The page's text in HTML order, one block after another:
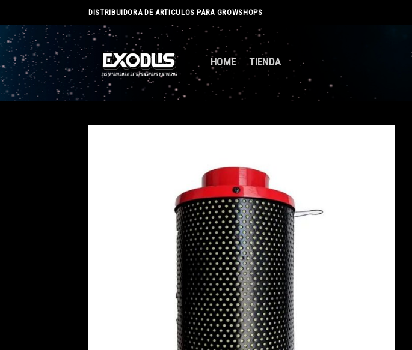
to
content
DISTRIBUIDORA DE ARTICULOS PARA GROWSHOPS
HOME TIENDA